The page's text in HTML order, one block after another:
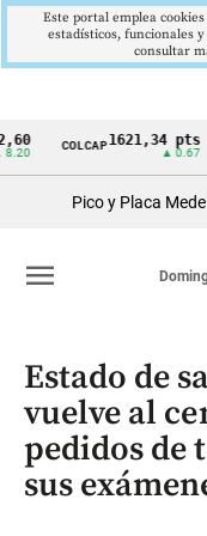
Cintillo
Colombia
COLCAP1621,34 pts
Pico y Placa
menu
Estado de
vuelve al
pedidos de
sus
Este portal emplea
estadísticos, funcionales
consultar